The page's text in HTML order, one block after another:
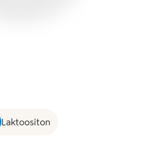
Laktoositon